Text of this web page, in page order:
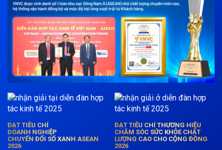
ĐẠT TIÊU CHÍ
DOANH NGHIỆP
CHUYỂN ĐỔI SỐ XANH ASEAN
2026
ĐẠT TIÊU CHÍ THƯƠNG HIỆU
CHĂM SÓC SỨC KHỎE CHẤT
LƯỢNG CAO CHO CỘNG ĐỒNG
2026